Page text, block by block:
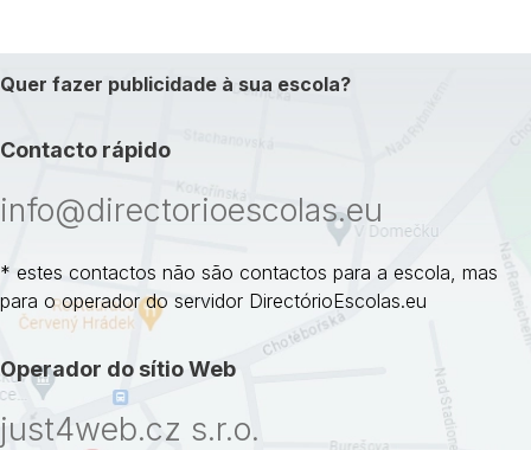
Quer fazer publicidade à sua escola?
Contacto rápido
info@directorioescolas.eu
* estes contactos não são contactos para a escola, mas
para o operador do servidor DirectórioEscolas.eu
Operador do sítio Web
just4web.cz s.r.o.